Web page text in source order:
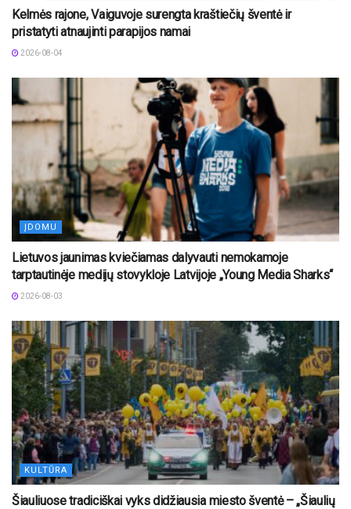
Kelmės rajone, Vaiguvoje surengta kraštiečių šventė ir
pristatyti atnaujinti parapijos namai
2026-08-04
ĮDOMU
Lietuvos jaunimas kviečiamas dalyvauti nemokamoje
tarptautinėje medijų stovykloje Latvijoje „Young Media Sharks“
2026-08-03
KULTŪRA
Šiauliuose tradiciškai vyks didžiausia miesto šventė – „Šiaulių